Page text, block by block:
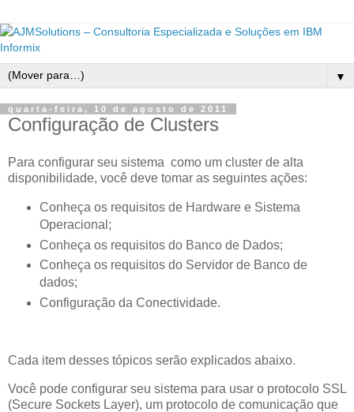
▼
quarta-feira, 10 de agosto de 2011
Configuração de Clusters
Para configurar seu sistema como um cluster de alta
disponibilidade, você deve tomar as seguintes ações:
Conheça os requisitos de Hardware e Sistema
Operacional;
Conheça os requisitos do Banco de Dados;
Conheça os requisitos do Servidor de Banco de
dados;
Configuração da Conectividade.
Cada item desses tópicos serão explicados abaixo.
Você pode configurar seu sistema para usar o protocolo SSL
(Secure Sockets Layer), um protocolo de comunicação que